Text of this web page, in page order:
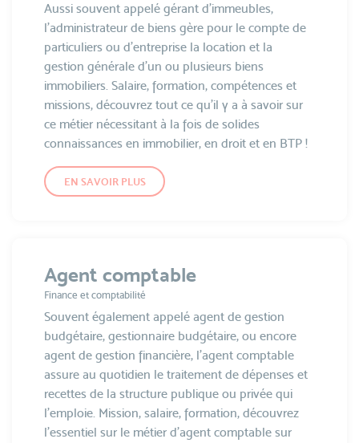
Aussi souvent appelé gérant d’immeubles,
l’administrateur de biens gère pour le compte de
particuliers ou d’entreprise la location et la
gestion générale d’un ou plusieurs biens
immobiliers. Salaire, formation, compétences et
missions, découvrez tout ce qu’il y a à savoir sur
ce métier nécessitant à la fois de solides
connaissances en immobilier, en droit et en BTP !
EN SAVOIR PLUS
Agent comptable
Finance et comptabilité
Souvent également appelé agent de gestion
budgétaire, gestionnaire budgétaire, ou encore
agent de gestion financière, l’agent comptable
assure au quotidien le traitement de dépenses et
recettes de la structure publique ou privée qui
l’emploie. Mission, salaire, formation, découvrez
l’essentiel sur le métier d’agent comptable sur